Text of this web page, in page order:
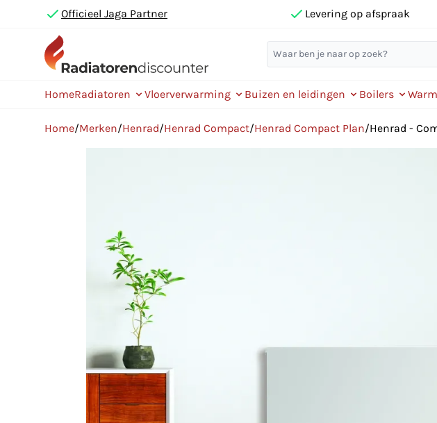
Officieel Jaga Partner Levering op afspraak
HomeRadiatoren Vloerverwarming Buizen en leidingen Boilers
Home/Merken/Henrad/Henrad Compact/Henrad Compact Plan/Henrad -